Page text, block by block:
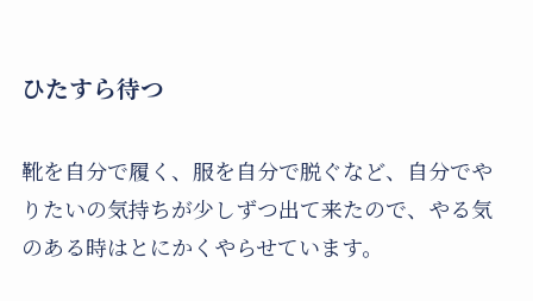
ひたすら待つ
靴を自分で履く、服を自分で脱ぐなど、自分でや
りたいの気持ちが少しずつ出て来たので、やる気
のある時はとにかくやらせています。